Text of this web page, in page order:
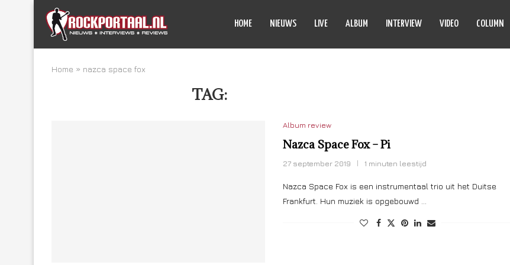
HOME NIEUWS LIVE ALBUM INTERVIEW VIDEO COLUMN
Home » nazca space fox
TAG:
Album review
Nazca Space Fox – Pi
27 september 2019 1 minuten leestijd
Nazca Space Fox is een instrumentaal trio uit het Duitse
Frankfurt. Hun muziek is opgebouwd …